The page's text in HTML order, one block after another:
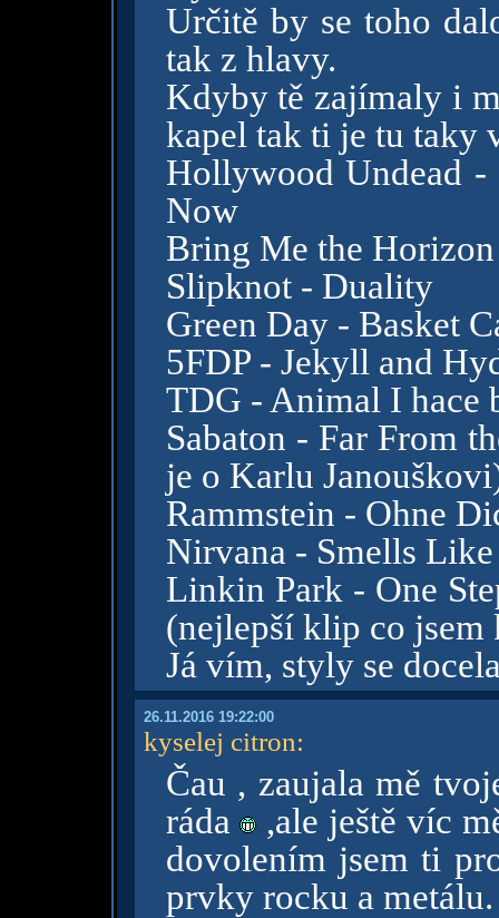
Určitě by se toho
tak z hlavy.
Kdyby tě zajímaly i
kapel tak ti je tu taky
Hollywood Undead
Now
Bring Me the
Slipknot - Duality
Green Day - Basket
5FDP - Jekyll and
TDG - Animal I hace
Sabaton - Far From
je o Karlu
Rammstein - Ohne
Nirvana - Smells
Linkin Park - One
(nejlepší klip co
Já vím, styly se
26.11.2016 19:22:00
kyselej citron:
Čau , zaujala mě
ráda
,ale ještě víc
dovolením jsem ti
prvky rocku a